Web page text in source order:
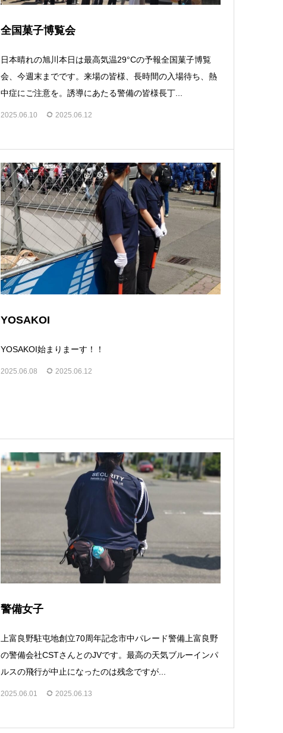
全国菓子博覧会
日本晴れの旭川本日は最高気温29°Cの予報全国菓子博覧
会、今週末までです。来場の皆様、長時間の入場待ち、熱
中症にご注意を。誘導にあたる警備の皆様長丁...
2025.06.10 2025.06.12
YOSAKOI
YOSAKOI始まりまーす！！
2025.06.08 2025.06.12
警備女子
上富良野駐屯地創立70周年記念市中パレード警備上富良野
の警備会社CSTさんとのJVです。最高の天気ブルーインパ
ルスの飛行が中止になったのは残念ですが...
2025.06.01 2025.06.13